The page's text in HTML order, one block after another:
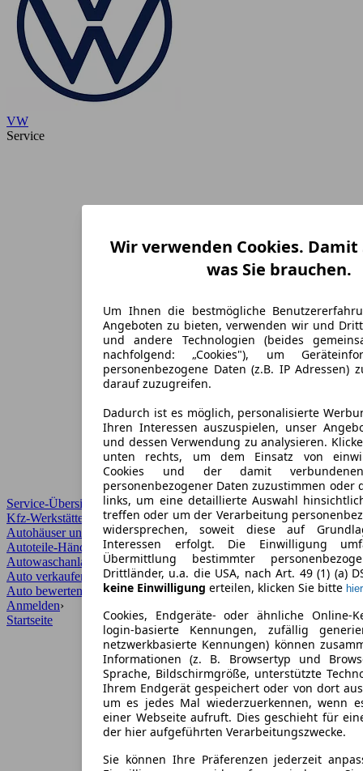
VW
Service
Service-Übersicht
Kfz-Werkstätten
Autohäuser und Händler
Autoteile-Händler
Autowaschanlagen
Auto verkaufen
Auto bewerten
Anmelden›
Wir verwenden Cookies.
was Sie brauchen.
Um Ihnen die bestmögliche
Angeboten zu bieten, verwenden wir und
und andere Technologien (beides
nachfolgend: „Cookies"), um
personenbezogene Daten (z.B. IP Adressen)
darauf zuzugreifen.
Dadurch ist es möglich, personalisierte
Ihren Interessen auszuspielen, unser
und dessen Verwendung zu analysieren.
unten rechts, um dem Einsatz von
Cookies und der damit
personenbezogener Daten zuzustimmen oder
links, um eine detaillierte Auswahl
treffen oder um der Verarbeitung
widersprechen, soweit diese auf
Interessen erfolgt. Die Einwilligung
Übermittlung bestimmter
Drittländer, u.a. die USA, nach Art. 49 (1) (a)
keine Einwilligung erteilen, klicken Sie bitte hier
Cookies, Endgeräte- oder ähnliche Online-
login-basierte Kennungen, zufällig
netzwerkbasierte Kennungen) können
Informationen (z. B. Browsertyp und
Sprache, Bildschirmgröße, unterstützte
Ihrem Endgerät gespeichert oder von dort
um es jedes Mal wiederzuerkennen, wenn
einer Webseite aufruft. Dies geschieht für
der hier aufgeführten Verarbeitungszwecke.
Sie können Ihre Präferenzen jederzeit
Startseite